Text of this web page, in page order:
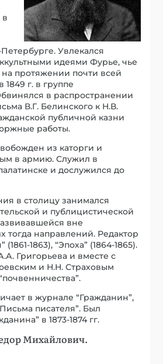
в
Увлекался
идеями Фурье, чье
протяжении почти всей
г. в группе
в распространении
В.Г. Белинского к Н.В.
публичной казни
работы.
из каторги и
в армию. Служил в
и дослужился до
в столицу занимался
и публицистической
вне
тогда направлений. Редактор
1863), “Эпоха” (1864-1865).
Григорьева и вместе с
и Н.Н. Страховым
в журнале “Гражданин”,
писателя”. Был
в 1873-1874 гг.
Михайлович.